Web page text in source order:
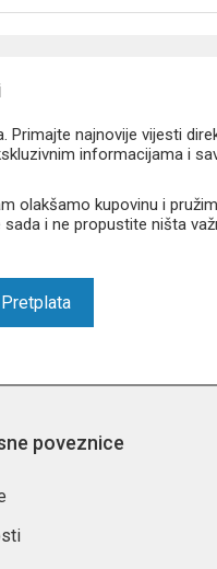
najnovije vijesti
informacijama i
olakšamo kupovinu i
i ne propustite ništa
Pretplata
poveznice